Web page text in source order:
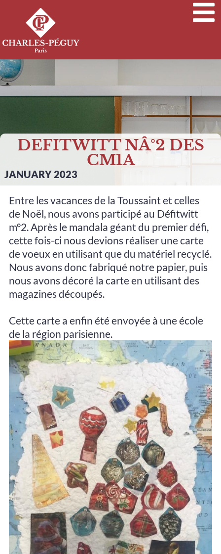
DEFITWITT NÂ°2 DES
CM1A
JANUARY 2023
Entre les vacances de la Toussaint et celles
de Noël, nous avons participé au Défitwitt
m°2. Après le mandala géant du premier défi,
cette fois-ci nous devions réaliser une carte
de voeux en utilisant que du matériel recyclé.
​Nous avons donc fabriqué notre papier, puis
nous avons décoré la carte en utilisant des
magazines découpés.
​Cette carte a enfin été envoyée à une école
de la région parisienne.